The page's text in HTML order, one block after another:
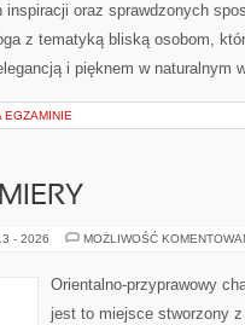
oraz sprawdzonych
z tematyką bliską osobom,
i pięknem w naturalnym
EGZAMINIE
- 2026 MOŻLIWOŚĆ
Orientalno-przyprawowy
jest to miejsce stworzony